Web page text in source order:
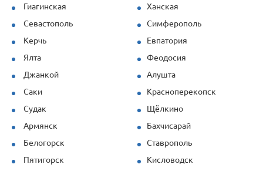
Гиагинская
Ханская
Севастополь
Симферополь
Керчь
Евпатория
Ялта
Феодосия
Джанкой
Алушта
Саки
Красноперекопск
Судак
Щёлкино
Армянск
Бахчисарай
Белогорск
Ставрополь
Пятигорск
Кисловодск